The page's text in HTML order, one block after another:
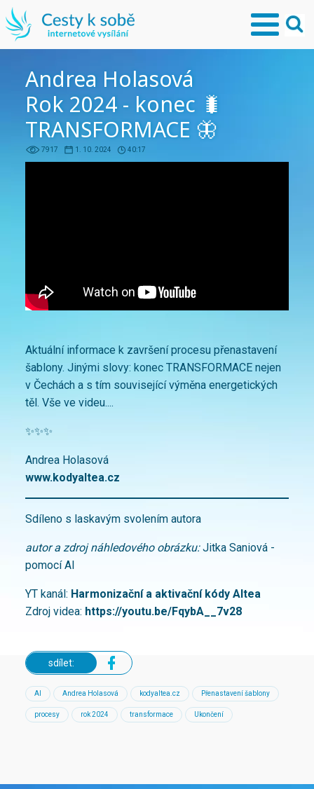
Andrea Holasová
Rok 2024 - konec 🐛
TRANSFORMACE 🦋
7917 1. 10. 2024 40:17
Aktuální informace k završení procesu přenastavení
šablony. Jinými slovy: konec TRANSFORMACE nejen
v Čechách a s tím související výměna energetických
těl. Vše ve videu....
✨✨✨
Andrea Holasová
www.kodyaltea.cz
Sdíleno s laskavým svolením autora
autor a zdroj náhledového obrázku:Jitka Saniová -
pomocí AI
YT kanál: Harmonizační a aktivační kódy Altea
Zdroj videa: https://youtu.be/FqybA__7v28
sdílet:
AI Andrea Holasová kodyaltea.cz Přenastavení šablony
procesy rok 2024 transformace Ukončení